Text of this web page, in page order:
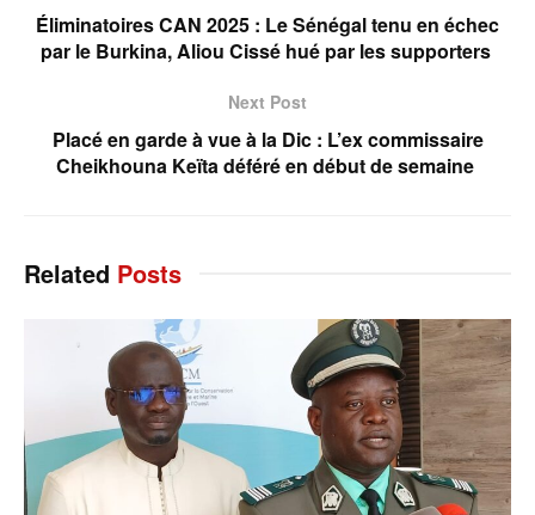
Éliminatoires CAN 2025 : Le Sénégal tenu en échec
par le Burkina, Aliou Cissé hué par les supporters
Next Post
Placé en garde à vue à la Dic : L’ex commissaire
Cheikhouna Keïta déféré en début de semaine
Related Posts